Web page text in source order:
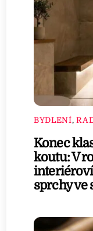
BYDLENÍ,
Konec
koutu: V
sprchy ve